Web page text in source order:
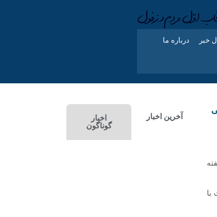
خبر درباره ما
با
آخرین اخبار
اخبار
گوناگون